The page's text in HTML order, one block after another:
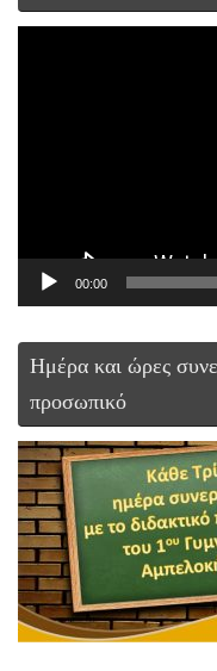
00:00
Ημέρα και ώρες
προσωπικό